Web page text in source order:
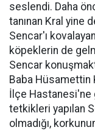
seslendi. Daha
tanınan Kral yine
Sencar'ı
köpeklerin de
Sencar
Baba Hüsamettin
İlçe Hastanesi'ne
tetkikleri yapılan
olmadığı,